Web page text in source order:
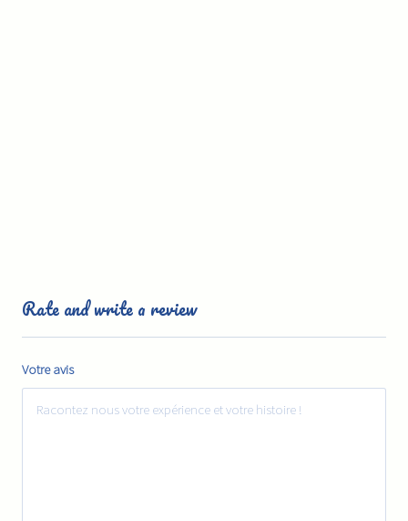
Rate and write a review
Votre avis